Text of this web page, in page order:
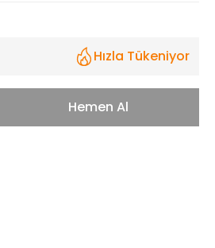
Hızla Tükeniyor
Hemen Al